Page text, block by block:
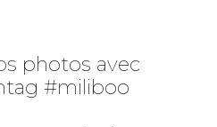
photos avec
#miliboo